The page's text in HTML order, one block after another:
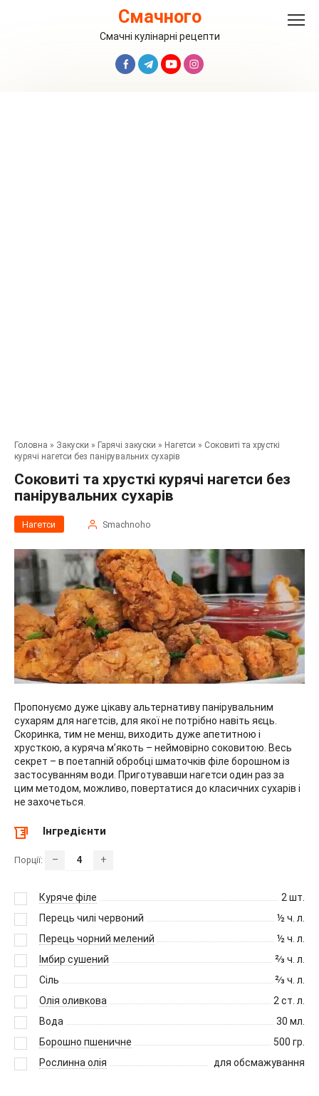
Смачного
Смачні кулінарні рецепти
Головна » Закуски » Гарячі закуски » Нагетси » Соковиті та хрусткі
курячі нагетси без панірувальних сухарів
Соковиті та хрусткі курячі нагетси без
панірувальних сухарів
Нагетси Smachnoho
Пропонуємо дуже цікаву альтернативу панірувальним
сухарям для нагетсів, для якої не потрібно навіть яєць.
Скоринка, тим не менш, виходить дуже апетитною і
хрусткою, а куряча м’якоть – неймовірно соковитою. Весь
секрет – в поетапній обробці шматочків філе борошном із
застосуванням води. Приготувавши нагетси один раз за
цим методом, можливо, повертатися до класичних сухарів і
не захочеться.
Інгредієнти
Порції: – +
Куряче філе 2 шт.
Перець чилі червоний
½ ч. л.
Перець чорний мелений
½ ч. л.
Імбир сушений
⅔ ч. л.
Сіль
⅔ ч. л.
Олія оливкова
2 ст. л.
Вода
30 мл.
Борошно пшеничне
500 гр.
Рослинна олія
для обсмажування